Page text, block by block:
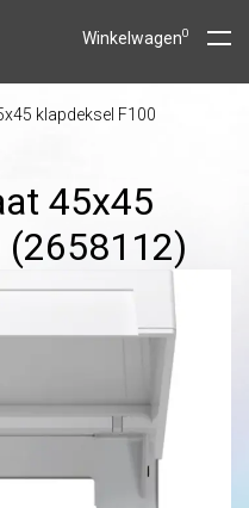
Winkelwagen0
klapdeksel F100
45x45
(2658112)